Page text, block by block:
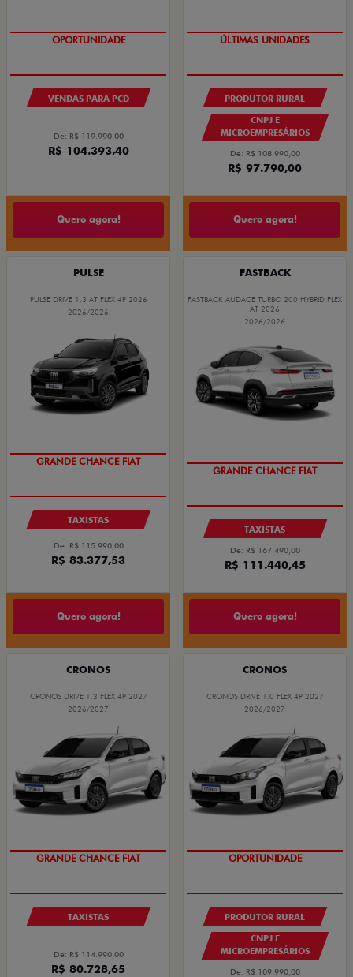
VENDAS PARA PCD
De: R$ 119.990,00
R$ 104.393,40
Quero agora!
ÚLTIMAS UNIDADES
PRODUTOR RURAL
CNPJ E
MICROEMPRESÁRIOS
De: R$ 108.990,00
R$ 97.790,00
Quero agora!
PULSE
PULSE DRIVE 1.3 AT FLEX 4P 2026
2026/2026
TAXISTAS
De: R$ 115.990,00
R$ 83.377,53
Quero agora!
FASTBACK
FASTBACK AUDACE TURBO 200 HYBRID FLEX
AT 2026
2026/2026
TAXISTAS
De: R$ 167.490,00
R$ 111.440,45
Quero agora!
CRONOS
CRONOS DRIVE 1.3 FLEX 4P 2027
2026/2027
TAXISTAS
De: R$ 114.990,00
R$ 80.728,65
CRONOS
CRONOS DRIVE 1.0 FLEX 4P 2027
2026/2027
PRODUTOR RURAL
CNPJ E
MICROEMPRESÁRIOS
De: R$ 109.990,00